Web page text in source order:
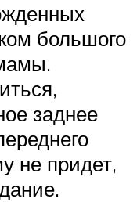
большого
заднее
не придет,